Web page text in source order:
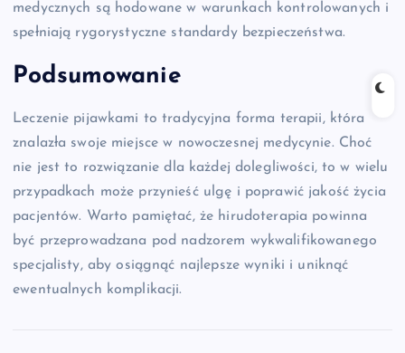
medycznych są hodowane w warunkach kontrolowanych i
spełniają rygorystyczne standardy bezpieczeństwa.
Podsumowanie
Leczenie pijawkami to tradycyjna forma terapii, która
znalazła swoje miejsce w nowoczesnej medycynie. Choć
nie jest to rozwiązanie dla każdej dolegliwości, to w wielu
przypadkach może przynieść ulgę i poprawić jakość życia
pacjentów. Warto pamiętać, że hirudoterapia powinna
być przeprowadzana pod nadzorem wykwalifikowanego
specjalisty, aby osiągnąć najlepsze wyniki i uniknąć
ewentualnych komplikacji.